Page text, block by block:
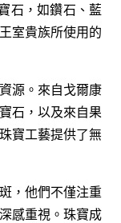
石，如鑽石、藍
室貴族所使用的
源。來自戈爾康
石，以及來自果
寶工藝提供了無
，他們不僅注重
感重視。珠寶成